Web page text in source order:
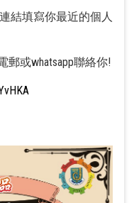
結填寫你最近的個人
或whatsapp聯絡你!